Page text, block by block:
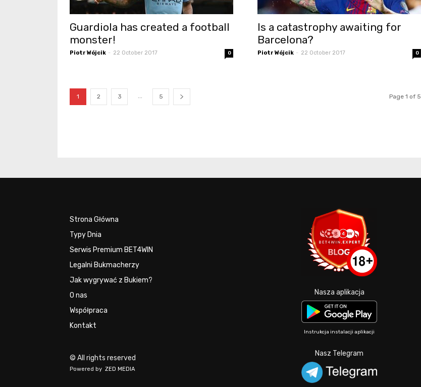
Guardiola has created a football
monster!
Piotr Wójcik - 22 October 2017 0
Is a catastrophy awaiting for
Barcelona?
Piotr Wójcik - 22 October 2017 0
1 2 3 ... 5 Page 1 of 5
Strona Główna
Typy Dnia
Serwis Premium BET4WIN
Legalni Bukmacherzy
Jak wygrywać z Bukiem?
O nas
Współpraca
Kontakt
© All rights reserved
Powered by ZED MEDIA
Nasza aplikacja
Instrukcja instalacji aplikacji
Nasz Telegram